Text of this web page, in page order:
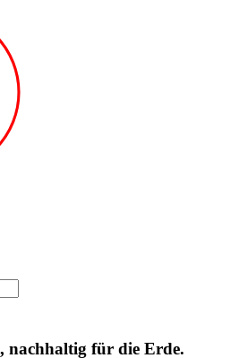
nachhaltig für die Erde.